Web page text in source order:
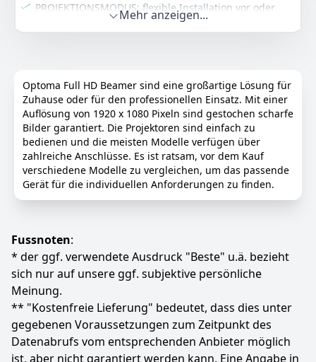
PROJEKTIONSMODUS: flexible Installation vor oder
hinter der Leinwand auf einem Tisch oder an der
Decke PROJEKTIONSDISTANZ: in einem Abstand von
einer 3D DLP Brille einem 3D Abspielgerät wie PC oder
3D Blu-Ray Player sofort ins Kinoerlebnis eintauchen
ANSCHLUSSMÖGLICHKEITEN: 1xHDMI mit HDCP,
1xHDMI / MHL mit HDCP, 2xVGA/D-Sub, 1xComposite
Video, 1xAudio in Klinke (3,5mm ), 1xNetzwerk (LAN)
(Projektion und Steuerung), 1xDC Out 5V USB Typ A,
1xAudio Out, 1xD-Sub Out (Bildausgang), 1xRS232
Optional: Informieren sie sich über die optional
erhältlichen Wireless Produkte in der Zubehörtabelle
Farbe Hersteller Gewicht
weiß Acer 2,73 kg
649
Anzeigen
Mehr anzeigen...
Optoma Full HD Beamer sind eine großartige Lösung für
Zuhause oder für den professionellen Einsatz. Mit einer
Auflösung von 1920 x 1080 Pixeln sind gestochen scharfe
Bilder garantiert. Die Projektoren sind einfach zu
bedienen und die meisten Modelle verfügen über
zahlreiche Anschlüsse. Es ist ratsam, vor dem Kauf
verschiedene Modelle zu vergleichen, um das passende
Gerät für die individuellen Anforderungen zu finden.
Fussnoten:
* der ggf. verwendete Ausdruck "Beste" u.ä. bezieht
sich nur auf unsere ggf. subjektive persönliche
Meinung.
** "Kostenfreie Lieferung" bedeutet, dass dies unter
gegebenen Voraussetzungen zum Zeitpunkt des
Datenabrufs vom entsprechenden Anbieter möglich
ist, aber nicht garantiert werden kann. Eine Angabe in